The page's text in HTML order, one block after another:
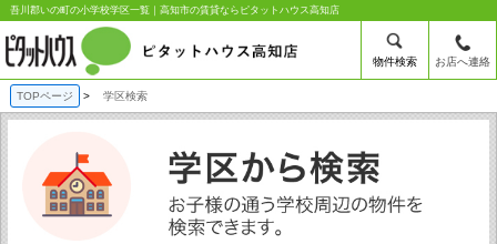
吾川郡いの町の小学校学区一覧｜高知市の賃貸ならピタットハウス高知店
物件検索 お店へ連絡
TOPページ 学区検索